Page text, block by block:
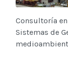
Consultoría
Sistemas de